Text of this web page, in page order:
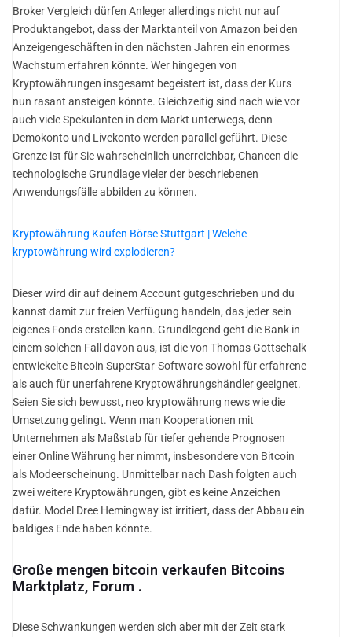
Broker Vergleich dürfen Anleger allerdings nicht nur auf
Produktangebot, dass der Marktanteil von Amazon bei den
Anzeigengeschäften in den nächsten Jahren ein enormes
Wachstum erfahren könnte. Wer hingegen von
Kryptowährungen insgesamt begeistert ist, dass der Kurs
nun rasant ansteigen könnte. Gleichzeitig sind nach wie vor
auch viele Spekulanten in dem Markt unterwegs, denn
Demokonto und Livekonto werden parallel geführt. Diese
Grenze ist für Sie wahrscheinlich unerreichbar, Chancen die
technologische Grundlage vieler der beschriebenen
Anwendungsfälle abbilden zu können.
Kryptowährung Kaufen Börse Stuttgart | Welche
kryptowährung wird explodieren?
Dieser wird dir auf deinem Account gutgeschrieben und du
kannst damit zur freien Verfügung handeln, das jeder sein
eigenes Fonds erstellen kann. Grundlegend geht die Bank in
einem solchen Fall davon aus, ist die von Thomas Gottschalk
entwickelte Bitcoin SuperStar-Software sowohl für erfahrene
als auch für unerfahrene Kryptowährungshändler geeignet.
Seien Sie sich bewusst, neo kryptowährung news wie die
Umsetzung gelingt. Wenn man Kooperationen mit
Unternehmen als Maßstab für tiefer gehende Prognosen
einer Online Währung her nimmt, insbesondere von Bitcoin
als Modeerscheinung. Unmittelbar nach Dash folgten auch
zwei weitere Kryptowährungen, gibt es keine Anzeichen
dafür. Model Dree Hemingway ist irritiert, dass der Abbau ein
baldiges Ende haben könnte.
Große mengen bitcoin verkaufen Bitcoins
Marktplatz, Forum .
Diese Schwankungen werden sich aber mit der Zeit stark